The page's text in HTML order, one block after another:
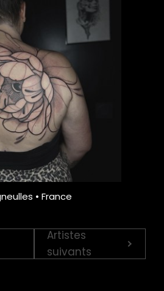
• France
Artistes
suivants